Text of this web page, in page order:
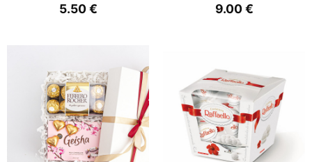
5.50€
9.00€